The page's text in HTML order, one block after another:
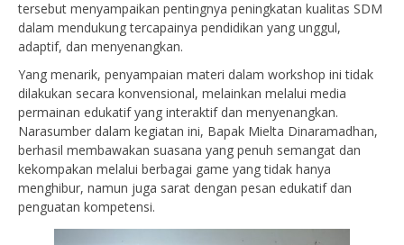
tersebut menyampaikan pentingnya peningkatan kualitas SDM
dalam mendukung tercapainya pendidikan yang unggul,
adaptif, dan menyenangkan.
Yang menarik, penyampaian materi dalam workshop ini tidak
dilakukan secara konvensional, melainkan melalui media
permainan edukatif yang interaktif dan menyenangkan.
Narasumber dalam kegiatan ini, Bapak Mielta Dinaramadhan,
berhasil membawakan suasana yang penuh semangat dan
kekompakan melalui berbagai game yang tidak hanya
menghibur, namun juga sarat dengan pesan edukatif dan
penguatan kompetensi.